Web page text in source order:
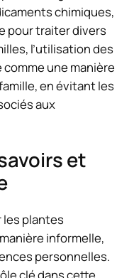
chimiques,
pour traiter divers
l’utilisation des
une manière
en évitant les
aux
et
les plantes
informelle,
personnelles.
clé dans cette